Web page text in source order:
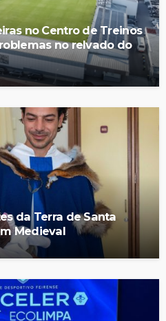
no Centro de Treinos
no relvado do
da Terra de Santa
Medieval